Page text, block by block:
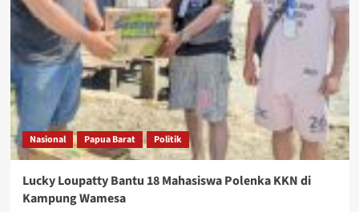
Nasional Papua Barat Politik
Lucky Loupatty Bantu 18 Mahasiswa Polenka KKN di
Kampung Wamesa